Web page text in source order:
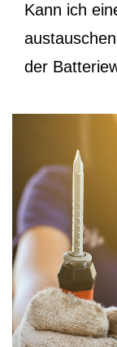
Kann ich
der